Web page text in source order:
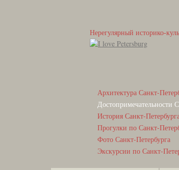
Нерегулярный историко-
Архитектура Санкт-
Достопримечательности
История Санкт-
Прогулки по Санкт-
Фото Санкт-Петербурга
Экскурсии по Санкт-